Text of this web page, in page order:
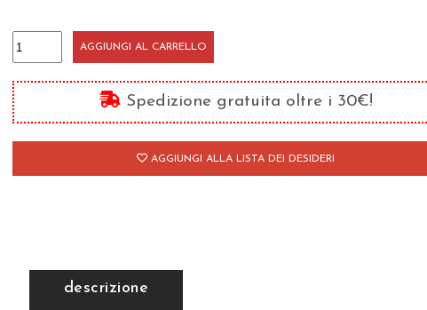
Indice
analitico
generale
(A-
B)
AGGIUNGI AL CARRELLO
Spedizione gratuita oltre i 30€!
AGGIUNGI ALLA LISTA DEI DESIDERI
descrizione